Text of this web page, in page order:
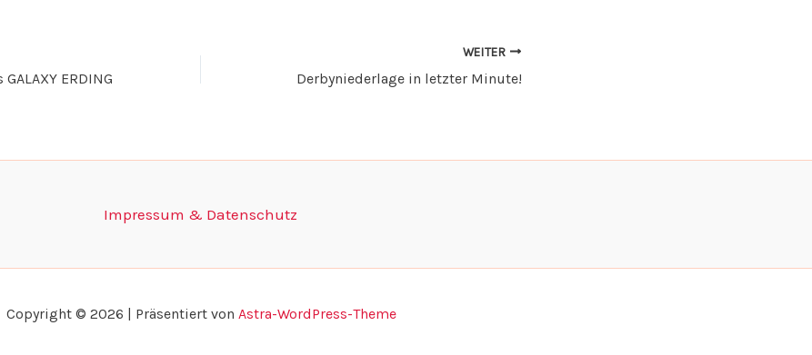
ERDING
WEITER
Derbyniederlage in letzter Minute!
Impressum & Datenschutz
Copyright © 2026 | Präsentiert von Astra-WordPress-Theme